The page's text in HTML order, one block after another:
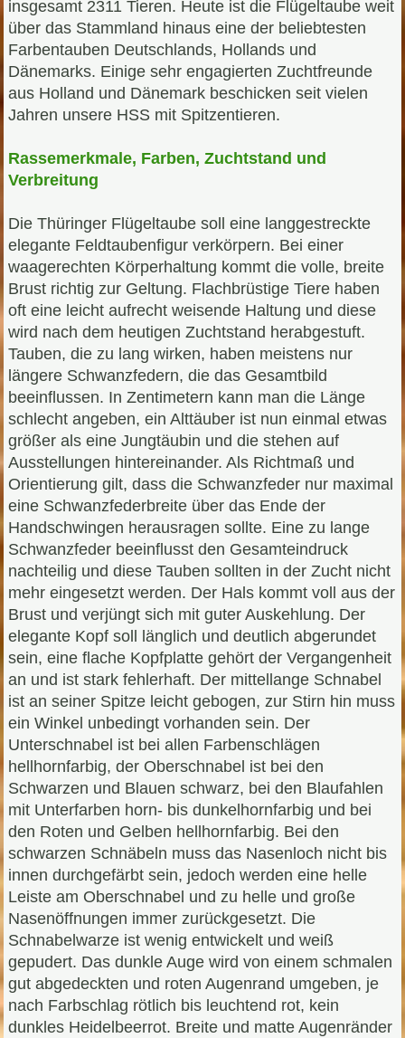
insgesamt 2311 Tieren. Heute ist die Flügeltaube weit
über das Stammland hinaus eine der beliebtesten
Farbentauben Deutschlands, Hollands und
Dänemarks. Einige sehr engagierten Zuchtfreunde
aus Holland und Dänemark beschicken seit vielen
Jahren unsere HSS mit Spitzentieren.
Rassemerkmale, Farben, Zuchtstand und
Verbreitung
Die Thüringer Flügeltaube soll eine langgestreckte
elegante Feldtaubenfigur verkörpern. Bei einer
waagerechten Körperhaltung kommt die volle, breite
Brust richtig zur Geltung. Flachbrüstige Tiere haben
oft eine leicht aufrecht weisende Haltung und diese
wird nach dem heutigen Zuchtstand herabgestuft.
Tauben, die zu lang wirken, haben meistens nur
längere Schwanzfedern, die das Gesamtbild
beeinflussen. In Zentimetern kann man die Länge
schlecht angeben, ein Alttäuber ist nun einmal etwas
größer als eine Jungtäubin und die stehen auf
Ausstellungen hintereinander. Als Richtmaß und
Orientierung gilt, dass die Schwanzfeder nur maximal
eine Schwanzfederbreite über das Ende der
Handschwingen herausragen sollte. Eine zu lange
Schwanzfeder beeinflusst den Gesamteindruck
nachteilig und diese Tauben sollten in der Zucht nicht
mehr eingesetzt werden. Der Hals kommt voll aus der
Brust und verjüngt sich mit guter Auskehlung. Der
elegante Kopf soll länglich und deutlich abgerundet
sein, eine flache Kopfplatte gehört der Vergangenheit
an und ist stark fehlerhaft. Der mittellange Schnabel
ist an seiner Spitze leicht gebogen, zur Stirn hin muss
ein Winkel unbedingt vorhanden sein. Der
Unterschnabel ist bei allen Farbenschlägen
hellhornfarbig, der Oberschnabel ist bei den
Schwarzen und Blauen schwarz, bei den Blaufahlen
mit Unterfarben horn- bis dunkelhornfarbig und bei
den Roten und Gelben hellhornfarbig. Bei den
schwarzen Schnäbeln muss das Nasenloch nicht bis
innen durchgefärbt sein, jedoch werden eine helle
Leiste am Oberschnabel und zu helle und große
Nasenöffnungen immer zurückgesetzt. Die
Schnabelwarze ist wenig entwickelt und weiß
gepudert. Das dunkle Auge wird von einem schmalen
gut abgedeckten und roten Augenrand umgeben, je
nach Farbschlag rötlich bis leuchtend rot, kein
dunkles Heidelbeerrot. Breite und matte Augenränder